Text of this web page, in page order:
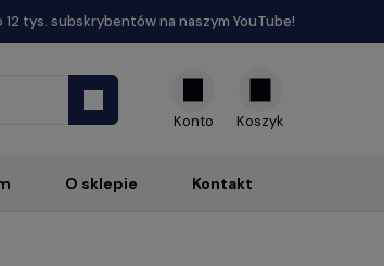
12 tys. subskrybentów na naszym YouTube!
Konto
O sklepie Kontakt